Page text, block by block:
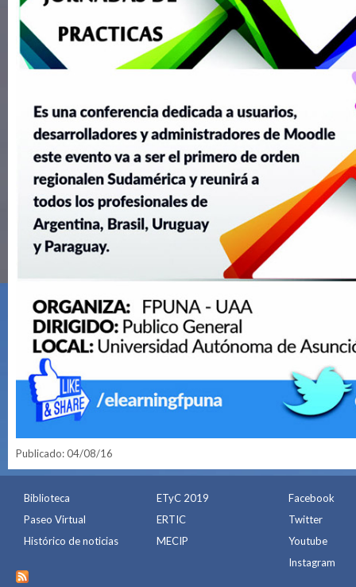
Publicado: 04/08/16
Biblioteca
Paseo Virtual
Histórico de noticias
ETyC 2019
ERTIC
MECIP
Facebook
Twitter
Youtube
Instagram